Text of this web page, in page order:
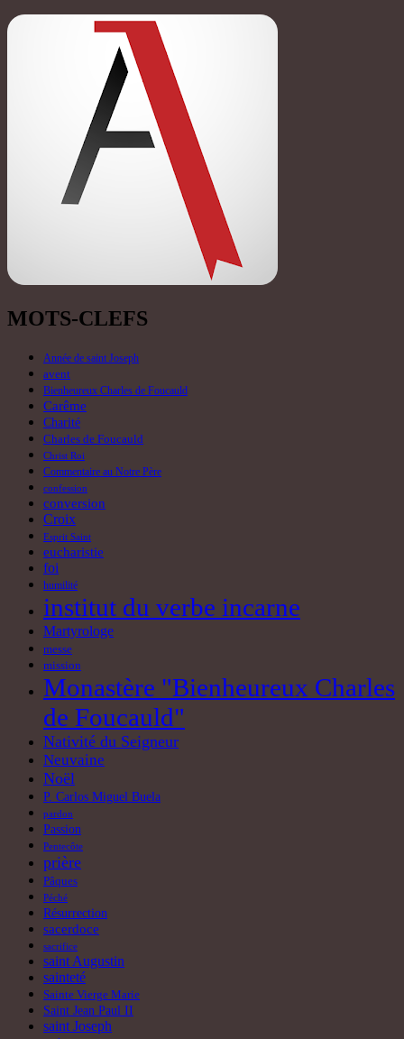
MOTS-CLEFS
Année de saint Joseph
Bienheureux Charles de Foucauld
Carême
Charité
conversion
Esprit Saint
foi
humilité
institut du verbe incarne
Martyrologe
messe
mission
Monastère "Bienheureux Charles
de Foucauld"
Nativité du Seigneur
Neuvaine
Noël
P. Carlos Miguel Buela
pardon
Passion
Pentecôte
prière
Pâques
Péché
Résurrection
sacerdoce
sacrifice
saint Augustin
sainteté
Sainte Vierge Marie
Saint Jean Paul II
saint Joseph
saints
saint Thomas d'Aquin
Vierge Marie
vocation
Vocation au sacerdoce
vocation religieuse
époux de Marie
Articles récents
Le fruit précieux de la sainteté
Neuvaine de Padre Pio au Sacré-Cœur de Jésus